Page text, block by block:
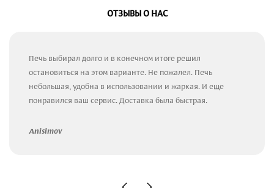
ОТЗЫВЫ О НАС
Печь выбирал долго и в конечном итоге решил
остановиться на этом варианте. Не пожалел. Печь
небольшая, удобна в использовании и жаркая. И еще
понравился ваш сервис. Доставка была быстрая.
Anisimov